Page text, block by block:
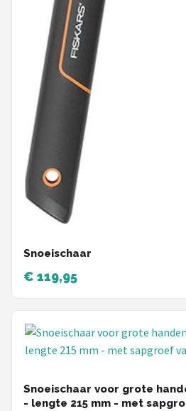
Snoeischaar
€ 119,95
Snoeischaar voor grote
- lengte 215 mm - met